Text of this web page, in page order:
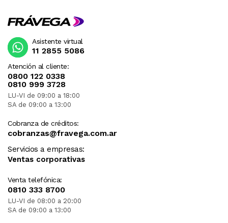
Atención al cliente:
0800 122 0338
0810 999 3728
LU-VI de 09:00 a 18:00
SA de 09:00 a 13:00
Cobranza de créditos:
cobranzas@fravega.com.ar
Servicios a empresas:
Ventas corporativas
Venta telefónica:
0810 333 8700
LU-VI de 08:00 a 20:00
SA de 09:00 a 13:00
Asistente virtual
11 2855 5086